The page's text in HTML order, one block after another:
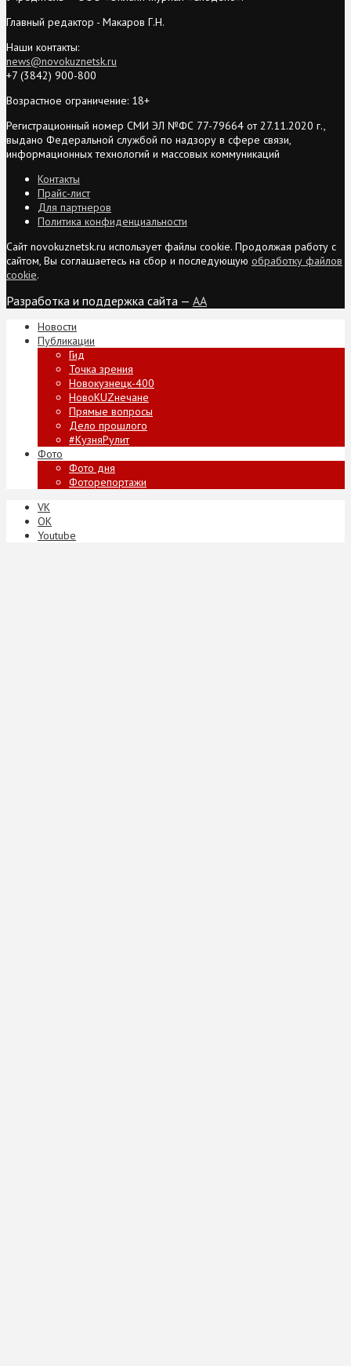
Главный редактор - Макаров Г.Н.
Наши контакты:
news@novokuznetsk.ru
+7 (3842) 900-800
Возрастное ограничение: 18+
Регистрационный номер СМИ ЭЛ №ФС 77-79664 от 27.11.2020 г.,
выдано Федеральной службой по надзору в сфере связи,
информационных технологий и массовых коммуникаций
Контакты
Прайс-лист
Для партнеров
Политика конфиденциальности
Сайт novokuznetsk.ru использует файлы cookie. Продолжая работу с
сайтом, Вы соглашаетесь на сбор и последующую обработку файлов
cookie.
Разработка и поддержка сайта — AA
Новости
Публикации
Гид
Точка зрения
Новокузнецк-400
НовоKUZнечане
Прямые вопросы
Дело прошлого
#КузняРулит
Фото
Фото дня
Фоторепортажи
VK
ОК
Youtube